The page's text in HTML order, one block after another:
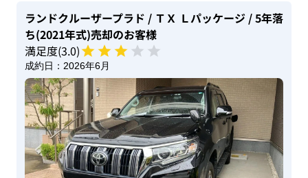
ランドクルーザープラド / ＴＸ Ｌパッケージ / 5年落
ち(2021年式)売却のお客様
満足度(3.0)
成約日： 2026年6月